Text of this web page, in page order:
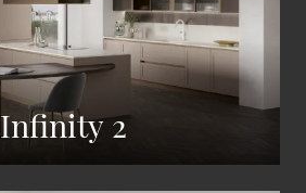
Infinity 2